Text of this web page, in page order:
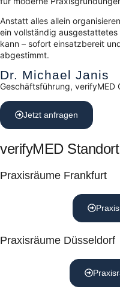
Anstatt alles allein
ein vollständig
kann – sofort einsatzbereit
abgestimmt.
Dr. Michael Janis
Geschäftsführung, verifyMED
Jetzt anfragen
verifyMED
Praxisräume Frankfurt
Praxisräume Düsseldorf